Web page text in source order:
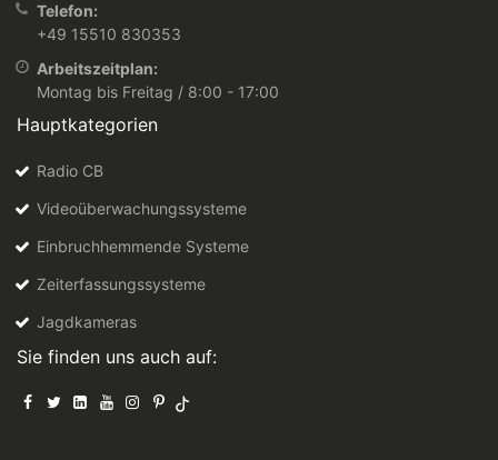
Telefon:
+49 15510 830353
Arbeitszeitplan:
Montag bis Freitag / 8:00 - 17:00
Hauptkategorien
Radio CB
Videoüberwachungssysteme
Einbruchhemmende Systeme
Zeiterfassungssysteme
Jagdkameras
Sie finden uns auch auf: